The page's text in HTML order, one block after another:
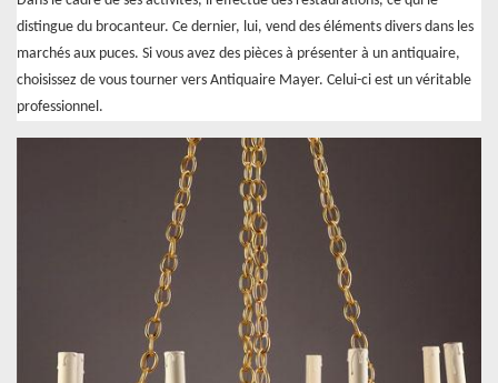
distingue du brocanteur. Ce dernier, lui, vend des éléments divers dans les
marchés aux puces. Si vous avez des pièces à présenter à un antiquaire,
choisissez de vous tourner vers Antiquaire Mayer. Celui-ci est un véritable
professionnel.